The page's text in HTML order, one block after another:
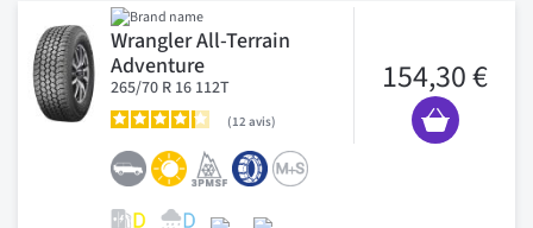
Wrangler All-Terrain
Adventure
265/70 R 16 112T
12 avis
154,30 €